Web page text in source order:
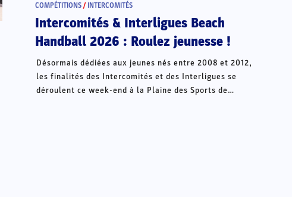
COMPÉTITIONS / INTERCOMITÉS
Intercomités & Interligues Beach
Handball 2026 : Roulez jeunesse !
Désormais dédiées aux jeunes nés entre 2008 et 2012,
les finalités des Intercomités et des Interligues se
déroulent ce week-end à la Plaine des Sports de